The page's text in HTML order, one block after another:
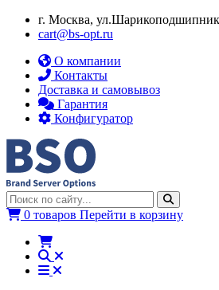
г. Москва,
cart@bs-opt.ru
О компании
Контакты
Доставка и самовывоз
Гарантия
Конфигуратор
0 товаров Перейти в корзину